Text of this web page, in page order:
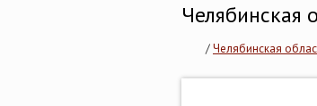
Челябинская
/Челябинская